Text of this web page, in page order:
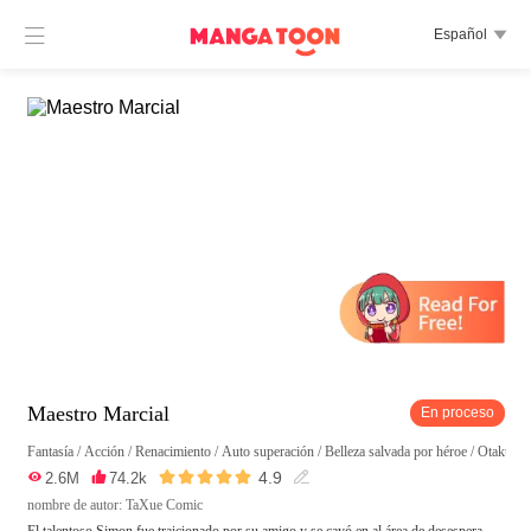
 Español 
Maestro Marcial En proceso
Fantasía / Acción /Renacimiento / Auto superación /Belleza salvada por héroe /Otaku
 2.6M 74.2k  4.9 
nombre de autor: TaXue Comic